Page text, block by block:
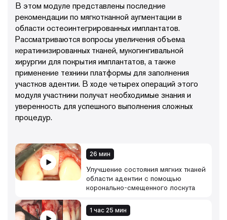
В этом модуле представлены последние
рекомендации по мягкотканной аугментации в
области остеоинтегрированных имплантатов.
Рассматриваются вопросы увеличения объема
кератинизированных тканей, мукогингивальной
хирургии для покрытия имплантатов, а также
применение техники платформы для заполнения
участков адентии. В ходе четырех операций этого
модуля участники получат необходимые знания и
уверенность для успешного выполнения сложных
процедур.
26 мин
Улучшение состояния мягких тканей
области адентии с помощью
коронально-смещенного лоскута
1 час 25 мин